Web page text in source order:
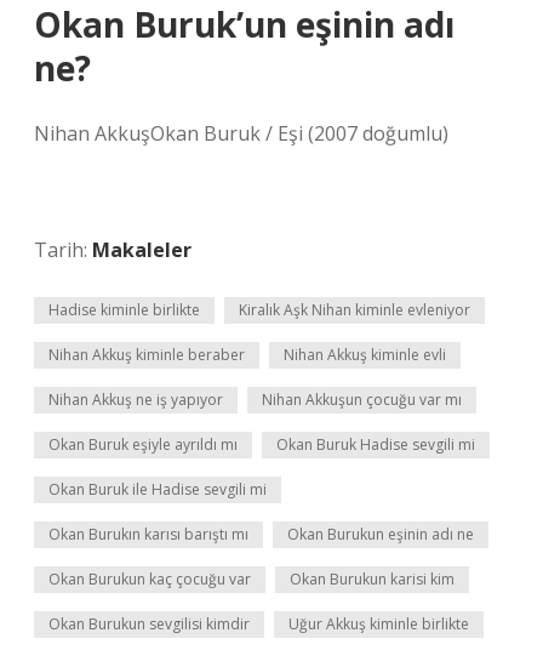
Okan Buruk’un eşinin adı
ne?
Nihan AkkuşOkan Buruk / Eşi (2007 doğumlu)
Tarih: Makaleler
Hadise kiminle birlikte Kiralık Aşk Nihan kiminle evleniyor
Nihan Akkuş kiminle beraber Nihan Akkuş kiminle evli
Nihan Akkuş ne iş yapıyor Nihan Akkuşun çocuğu var mı
Okan Buruk eşiyle ayrıldı mı Okan Buruk Hadise sevgili mi
Okan Buruk ile Hadise sevgili mi
Okan Burukın karısı barıştı mı Okan Burukun eşinin adı ne
Okan Burukun kaç çocuğu var Okan Burukun karisi kim
Okan Burukun sevgilisi kimdir Uğur Akkuş kiminle birlikte